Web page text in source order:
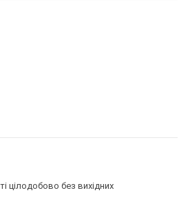
цілодобово без вихідних